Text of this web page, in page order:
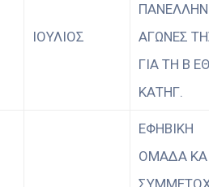
ΙΟΥΛΙΟΣ
ΑΓΩΝΕΣ
ΓΙΑ ΤΗ Β
ΚΑΤΗΓ.
ΕΦΗΒΙΚΗ
ΟΜΑΔΑ